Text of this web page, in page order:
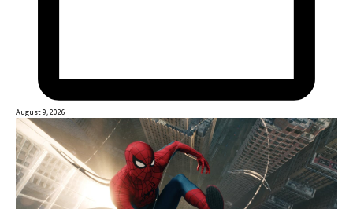
August 9, 2026